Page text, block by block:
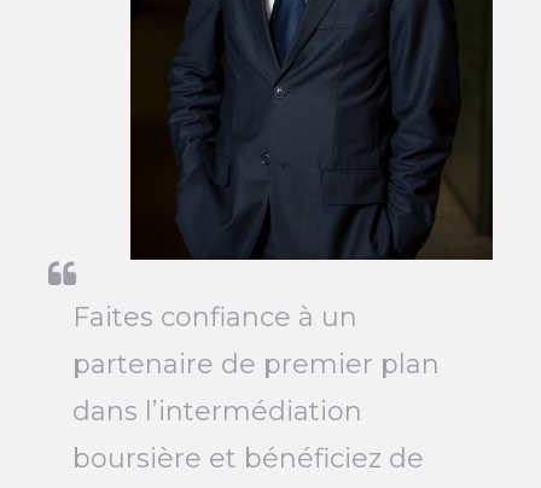
Faites confiance à un
partenaire de premier plan
dans l’intermédiation
boursière et bénéficiez de